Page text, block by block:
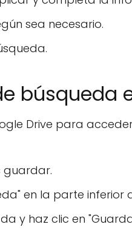
sea necesario.
búsqueda
Drive para
guardar.
en la parte inferior
y haz clic en